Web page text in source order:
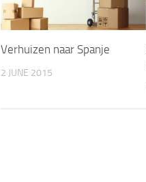
Verhuizen naar Spanje
2 JUNE 2015